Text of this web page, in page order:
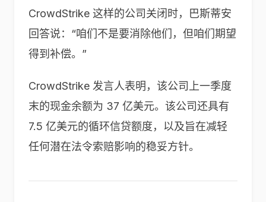
CrowdStrike 这样的公司关闭时，巴斯蒂安
回答说：“咱们不是要消除他们，但咱们期望
得到补偿。”
CrowdStrike 发言人表明，该公司上一季度
末的现金余额为 37 亿美元。该公司还具有
7.5 亿美元的循环信贷额度，以及旨在减轻
任何潜在法令索赔影响的稳妥方针。